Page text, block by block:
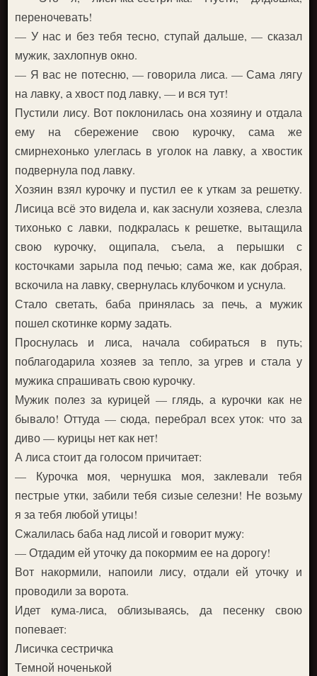
переночевать!
— У нас и без тебя тесно, ступай дальше, — сказал
мужик, захлопнув окно.
— Я вас не потесню, — говорила лиса. — Сама лягу
на лавку, а хвост под лавку, — и вся тут!
Пустили лису. Вот поклонилась она хозяину и отдала
ему на сбережение свою курочку, сама же
смирнехонько улеглась в уголок на лавку, а хвостик
подвернула под лавку.
Хозяин взял курочку и пустил ее к уткам за решетку.
Лисица всё это видела и, как заснули хозяева, слезла
тихонько с лавки, подкралась к решетке, вытащила
свою курочку, ощипала, съела, а перышки с
косточками зарыла под печью; сама же, как добрая,
вскочила на лавку, свернулась клубочком и уснула.
Стало светать, баба принялась за печь, а мужик
пошел скотинке корму задать.
Проснулась и лиса, начала собираться в путь;
поблагодарила хозяев за тепло, за угрев и стала у
мужика спрашивать свою курочку.
Мужик полез за курицей — глядь, а курочки как не
бывало! Оттуда — сюда, перебрал всех уток: что за
диво — курицы нет как нет!
А лиса стоит да голосом причитает:
— Курочка моя, чернушка моя, заклевали тебя
пестрые утки, забили тебя сизые селезни! Не возьму
я за тебя любой утицы!
Сжалилась баба над лисой и говорит мужу:
— Отдадим ей уточку да покормим ее на дорогу!
Вот накормили, напоили лису, отдали ей уточку и
проводили за ворота.
Идет кума-лиса, облизываясь, да песенку свою
попевает:
Лисичка сестричка
Темной ноченькой